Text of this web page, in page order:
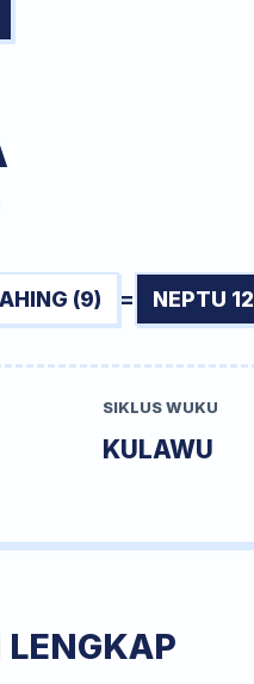
(9) = NEPTU 12
SIKLUS WUKU
KULAWU